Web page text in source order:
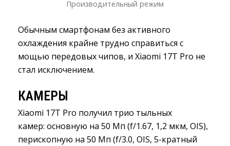
Производительный режим
Обычным смартфонам без активного
охлаждения крайне трудно справиться с
мощью передовых чипов, и Xiaomi 17T Pro не
стал исключением.
КАМЕРЫ
Xiaomi 17T Pro получил трио тыльных
камер: основную на 50 Мп (f/1.67, 1,2 мкм, OIS),
перископную на 50 Мп (f/3.0, OIS, 5-кратный